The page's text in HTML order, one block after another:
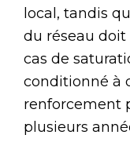
local, tandis
du réseau doit
cas de
conditionné à
renforcement
plusieurs